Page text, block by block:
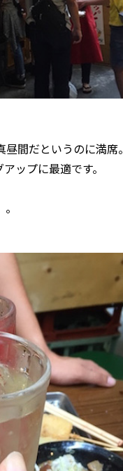
間だというのに満席。
ップに最適です。